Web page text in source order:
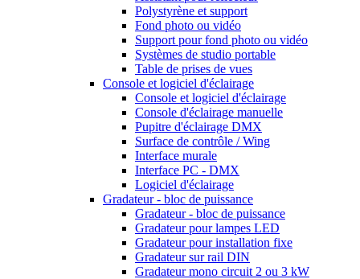
Polystyrène et support
Fond photo ou vidéo
Support pour fond photo ou vidéo
Systèmes de studio portable
Table de prises de vues
Console et logiciel d'éclairage
Console et logiciel d'éclairage
Console d'éclairage manuelle
Pupitre d'éclairage DMX
Surface de contrôle / Wing
Interface murale
Interface PC - DMX
Logiciel d'éclairage
Gradateur - bloc de puissance
Gradateur - bloc de puissance
Gradateur pour lampes LED
Gradateur pour installation fixe
Gradateur sur rail DIN
Gradateur mono circuit 2 ou 3 kW